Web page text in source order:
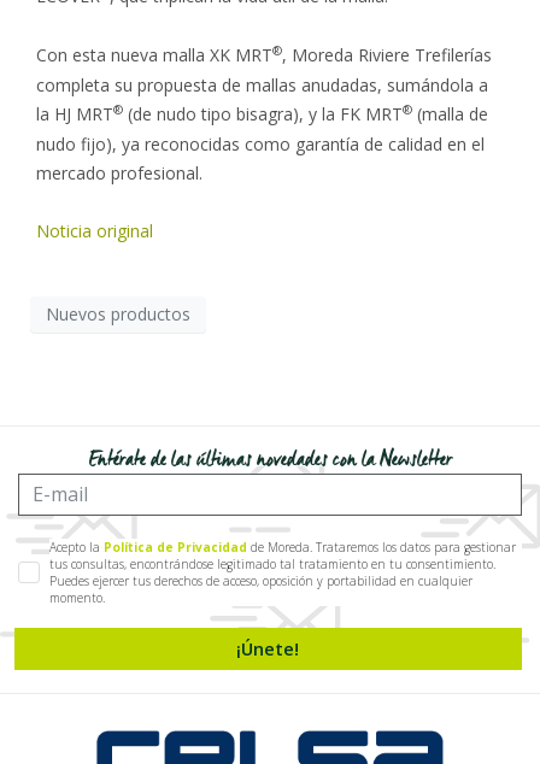
Con esta nueva malla XK MRT , Moreda Riviere Trefilerías
completa su propuesta de mallas anudadas, sumándola a
la HJ MRT (de nudo tipo bisagra), y la FK MRT
(malla de
nudo fijo), ya reconocidas como garantía de calidad en el
mercado profesional.
Noticia original
Nuevos productos
Entérate de las últimas novedades con la Newsletter
Acepto la Política de Privacidad de Moreda. Trataremos los datos para gestionar
tus consultas, encontrándose legitimado tal tratamiento en tu consentimiento.
Puedes ejercer tus derechos de acceso, oposición y portabilidad en cualquier
momento.
¡Únete!